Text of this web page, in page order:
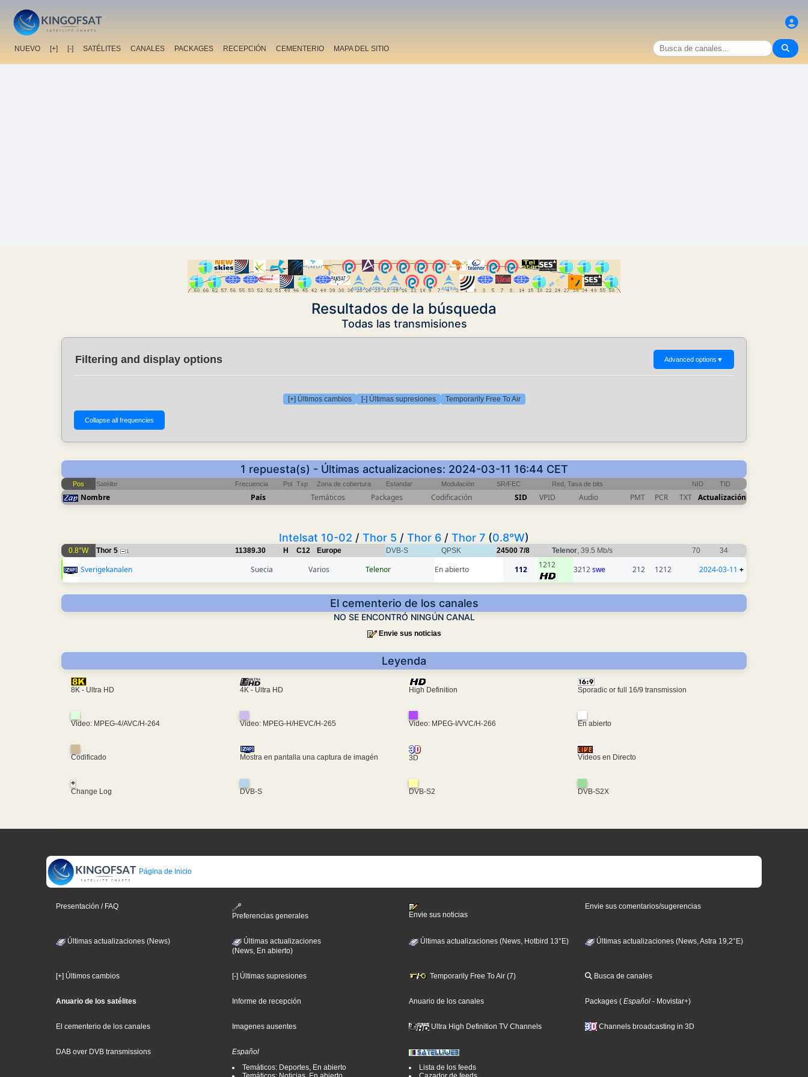
NUEVO [+] [-] SATÉLITES CANALES PACKAGES RECEPCIÓN CEMENTERIO MAPA DEL SITIO
Resultados de la búsqueda
Todas las transmisiones
Filtering and display options Advanced options ▼
[+] Últimos cambios [-] Últimas supresiones Temporarily Free To Air
1 repuesta(s) - Últimas actualizaciones: 2024-03-11 16:44 CET
Pos Satélite Frecuencia Pol Txp Zona de cobertura Estandar Modulación SR/FEC Red, Tasa de bits NID TID
Nombre País Temáticos Packages Codificación SID VPID Audio PMT PCR TXT Actualización
Intelsat 10-02 / Thor 5 / Thor 6 / Thor 7 (0.8°W)
0.8°W Thor 5 1 11389.30 H C12 Europe DVB-S QPSK 24500 7/8 Telenor, 39.5 Mb/s 70 34
Sverigekanalen Suecia Varios Telenor En abierto 112 1212 3212swe 212 1212 2024-03-11 +
El cementerio de los canales
NO SE ENCONTRÓ NINGÚN CANAL
Envie sus noticias
Leyenda
8K - Ultra HD 4K - Ultra HD High Definition Sporadic or full 16/9 transmission
Video: MPEG-4/AVC/H-264 Video: MPEG-H/HEVC/H-265 Video: MPEG-I/VVC/H-266 En abierto
Codificado Mostra en pantalla una captura de imagén 3D Vídeos en Directo
+
Change Log
DVB-S DVB-S2 DVB-S2X
Página de Inicio
Presentación / FAQ
Preferencias generales
Envie sus noticias
Envie sus comentarios/sugerencias
Últimas actualizaciones (News)
Últimas actualizaciones
(News, En abierto)
Últimas actualizaciones (News, Hotbird 13°E) Últimas actualizaciones (News, Astra 19,2°E)
[+] Últimos cambios [-] Últimas supresiones Temporarily Free To Air (7) Busca de canales
Anuario de los satélites Informe de recepción Anuario de los canales Packages ( Español - Movistar+)
El cementerio de los canales Imagenes ausentes Ultra High Definition TV Channels Channels broadcasting in 3D
DAB over DVB transmissions
Español
Temáticos: Deportes, En abierto
Lista de los feeds